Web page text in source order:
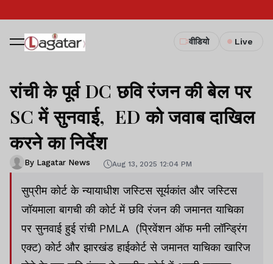
वीडियो Live
रांची के पूर्व DC छवि रंजन की बेल पर
SC में सुनवाई, ED को जवाब दाखिल
करने का निर्देश
By Lagatar News Aug 13, 2025 12:04 PM
सुप्रीम कोर्ट के न्यायाधीश जस्टिस सूर्यकांत और जस्टिस
जॉयमाला बागची की कोर्ट में छवि रंजन की जमानत याचिका
पर सुनवाई हुई रांची PMLA (प्रिवेंशन ऑफ मनी लॉन्ड्रिंग
एक्ट) कोर्ट और झारखंड हाईकोर्ट से जमानत याचिका खारिज